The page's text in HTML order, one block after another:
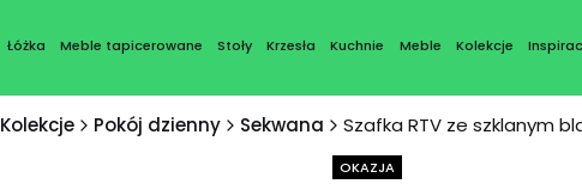
Łóżka Meble tapicerowane Stoły Krzesła Kuchnie Meble Kolekcje
Kolekcje Pokój dzienny Sekwana Szafka RTV ze szklanym
Tagi produktu
OKAZJA